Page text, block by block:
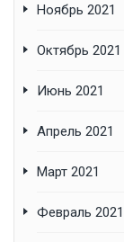
Ноябрь 2021
Октябрь 2021
Июнь 2021
Апрель 2021
Март 2021
Февраль 2021